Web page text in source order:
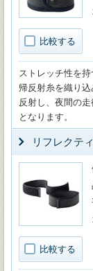
比較する
ストレッチ性を
帰反射糸を織り
反射し、夜間の
となります。
リフレクテ
比較する